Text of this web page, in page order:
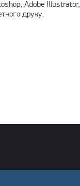
Adobe Illustrator,
друку.